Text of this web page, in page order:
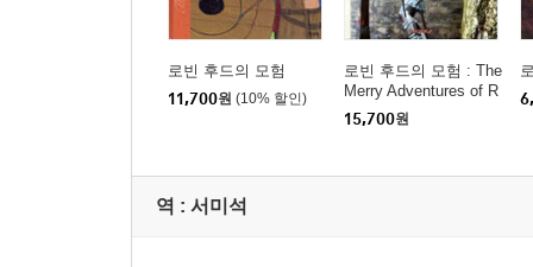
제8부
제1장 로빈 후드와 기스본의 가이
제2장 리처드 왕, 셔우드 숲에 오다
로빈 후드의 모험
11,700원 (10% 할인)
로빈 후드의 모험 : The
Merry Adventures of R
obin Hood (영어 원서)
15,700원
역 : 서미석